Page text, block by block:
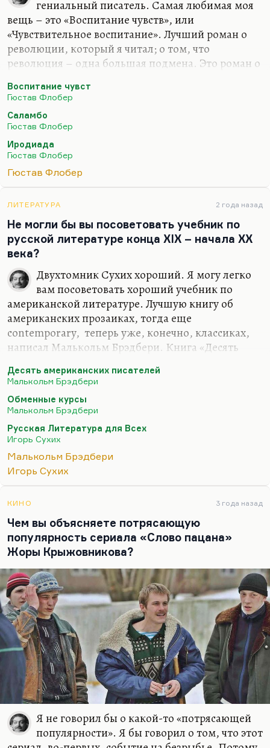
гениальный писатель. Самая любимая моя
вещь – это «Воспитание чувств», или
«Чувствительное воспитание». Лучший роман о
революции, который я читал; о том, что
революция – одна большая подмена. Это роман о
именно в момент революции герой не попадает к
идеальной возлюбленной и проводит ночь с
проституткой. Вот революция – это то же самое,
это ночь с проституткой. Хотя ничего не
поделаешь, как писал я в одном недавнем
англоязычном стихотворении: «Follow Russia’s
Revolution, it’s the only solution». В общем, у меня
великий роман. «Мадам Бовари» не нуждается в…
Воспитание чувст
Гюстав Флобер
Саламбо
Гюстав Флобер
Иродиада
Гюстав Флобер
Гюстав Флобер
ЛИТЕРАТУРА 2 года назад
Не могли бы вы посоветовать учебник по
русской литературе конца ХIХ – начала ХХ
века?
Двухтомник Сухих хороший. Я могу легко
вам посоветовать хороший учебник по
американской литературе. Лучшую книгу об
американских прозаиках, тогда еще
contemporary, теперь уже, конечно, классиках,
написал Малькольм Брэдбери. Книга «Десять
что для меня Малькольм Брэдбери – автор
великого романа «Обменные курсы» и очень
хорошей книги «Профессор Криминале» в очень
хорошем переводе, по-моему, Кузьминского и
еще двух очень хороших авторов, сейчас не
вспомню.
Но я впервые купил его филологические
писателей» просто великая. Я бросил все свои
Десять американских писателей
Малькольм Брэдбери
Обменные курсы
Малькольм Брэдбери
Русская Литература для Всех
Игорь Сухих
Малькольм Брэдбери
Игорь Сухих
КИНО 3 года назад
Чем вы объясняете потрясающую
популярность сериала «Слово пацана»
Жоры Крыжовникова?
Я не говорил бы о какой-то «потрясающей
популярности». Я бы говорил о том, что этот